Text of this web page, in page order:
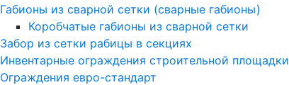
Габионы из сварной сетки (сварные габионы)
Коробчатые габионы из сварной сетки
Забор из сетки рабицы в секциях
Инвентарные ограждения строительной площадки
Ограждения евро-стандарт